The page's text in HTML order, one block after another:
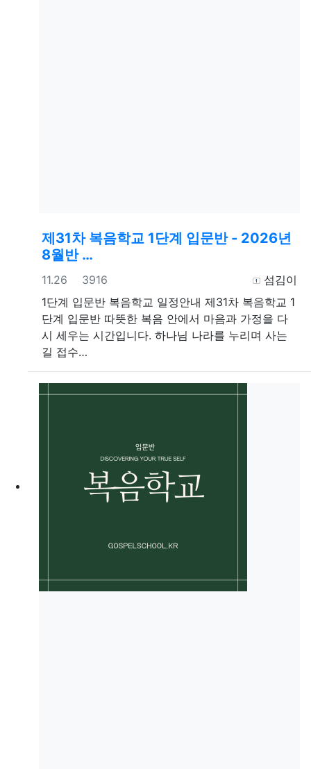
제31차 복음학교 1단계 입문반 - 2026년
8월반 …
등록자
섬김이
등록일
11.26 조회
3916
1단계 입문반 복음학교 일정안내 제31차 복음학교 1
단계 입문반 따뜻한 복음 안에서 마음과 가정을 다
시 세우는 시간입니다. 하나님 나라를 누리며 사는
길 접수…